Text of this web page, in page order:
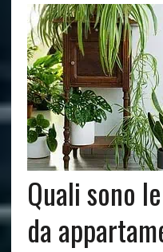
Quali sono
da